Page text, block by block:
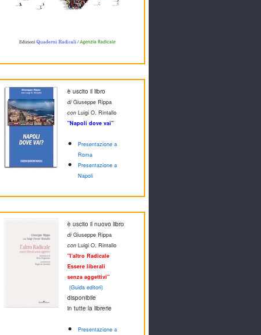
è uscito il libro
diGiuseppe Rippa
con Luigi O. Rintallo
"Napoli dove vai"
Presentazione a
Roma
Presentazione a
Napoli
è uscito il nuovo libro
diGiuseppe Rippa
con Luigi O. Rintallo
"l'altro Radicale
Essere liberali
senza aggettivi"
(Guida editori)
disponibile
in tutte la librerie
Presentazione a